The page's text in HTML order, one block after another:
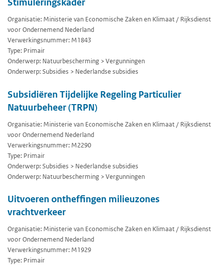
Organisatie: Ministerie van Economische Zaken en Klimaat / Rijksdienst
voor Ondernemend Nederland
Verwerkingsnummer: M1843
Type: Primair
Onderwerp: Natuurbescherming > Vergunningen
Onderwerp: Subsidies > Nederlandse subsidies
Subsidiëren Tijdelijke Regeling Particulier
Natuurbeheer (TRPN)
Organisatie: Ministerie van Economische Zaken en Klimaat / Rijksdienst
voor Ondernemend Nederland
Verwerkingsnummer: M2290
Type: Primair
Onderwerp: Subsidies > Nederlandse subsidies
Onderwerp: Natuurbescherming > Vergunningen
Uitvoeren ontheffingen milieuzones
vrachtverkeer
Organisatie: Ministerie van Economische Zaken en Klimaat / Rijksdienst
voor Ondernemend Nederland
Verwerkingsnummer: M1929
Type: Primair